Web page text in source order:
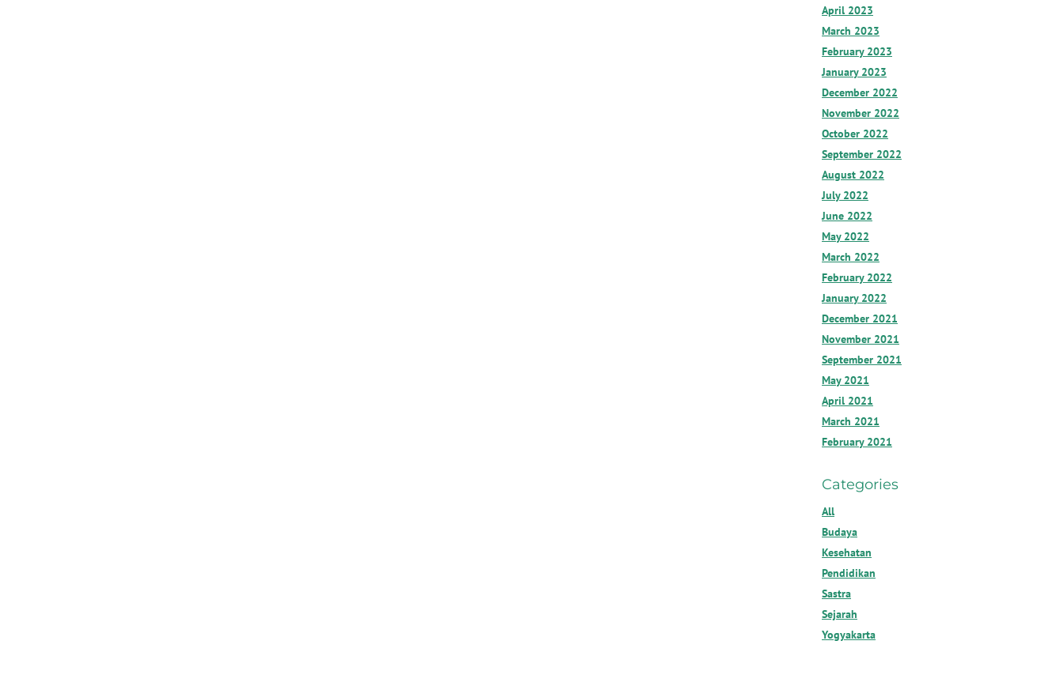
April 2023
March 2023
February 2023
January 2023
December 2022
November 2022
October 2022
September 2022
August 2022
July 2022
June 2022
May 2022
March 2022
February 2022
January 2022
December 2021
November 2021
September 2021
May 2021
April 2021
March 2021
February 2021
Categories
All
Budaya
Kesehatan
Pendidikan
Sastra
Sejarah
Yogyakarta